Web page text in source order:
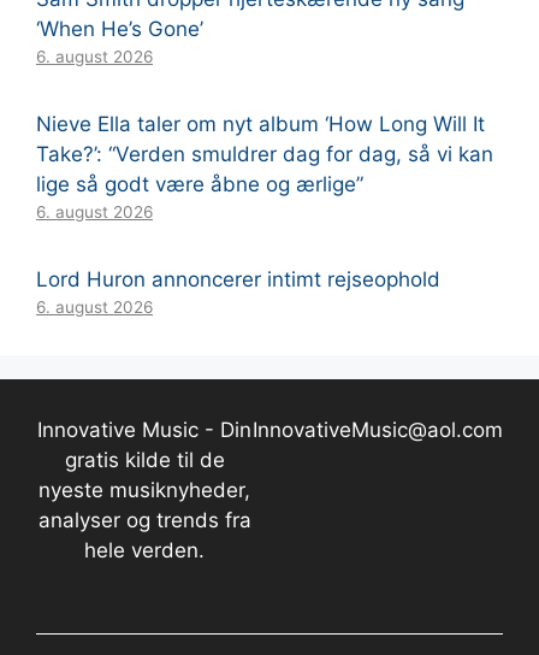
‘When He’s Gone’
6. august 2026
Nieve Ella taler om nyt album ‘How Long Will It
Take?’: “Verden smuldrer dag for dag, så vi kan
lige så godt være åbne og ærlige”
6. august 2026
Lord Huron annoncerer intimt rejseophold
6. august 2026
Innovative Music - Din
gratis kilde til de
nyeste musiknyheder,
analyser og trends fra
hele verden.
InnovativeMusic@aol.com